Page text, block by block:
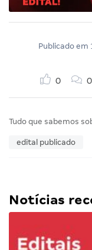
Publicado em
0 0
Tudo que sabemos
edital publicado
Notícias